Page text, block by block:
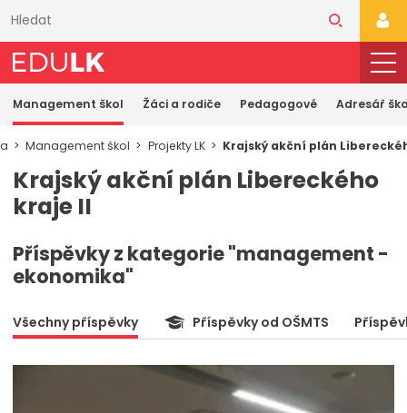
obsahu
Management škol Žáci a rodiče Pedagogové Adresář
Management škol Projekty LK Krajský akční plán
Krajský akční plán Libereckého
kraje II
Příspěvky z kategorie "management -
ekonomika"
Všechny příspěvky Příspěvky od OŠMTS